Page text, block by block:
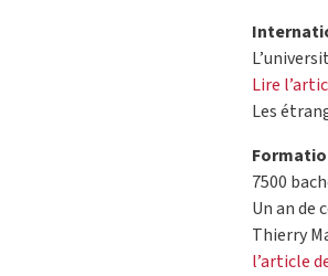
Lire
Les
7500
Un an de
Thierry
l’article